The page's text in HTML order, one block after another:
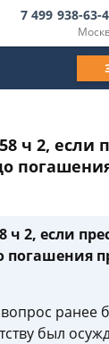
7 499 938-63-
ч 2, если
ч 2, если
погашения
ранее
был